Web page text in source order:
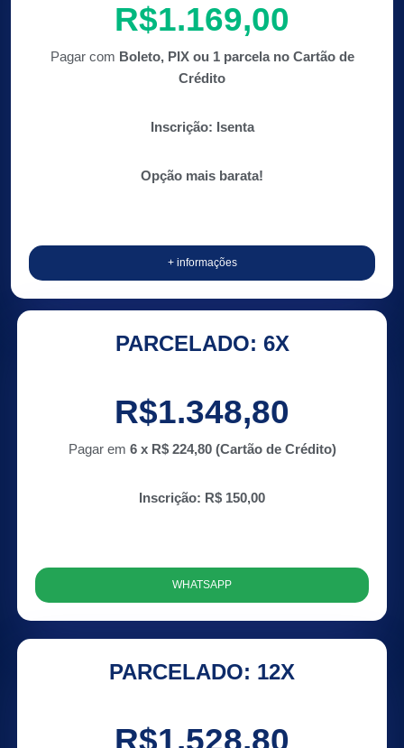
R$1.169,00
Pagar com Boleto, PIX ou 1 parcela no Cartão de
Crédito
Inscrição: Isenta
Opção mais barata!
+ informações
PARCELADO: 6X
R$1.348,80
Pagar em 6 x R$ 224,80 (Cartão de Crédito)
Inscrição: R$ 150,00
WHATSAPP
PARCELADO: 12X